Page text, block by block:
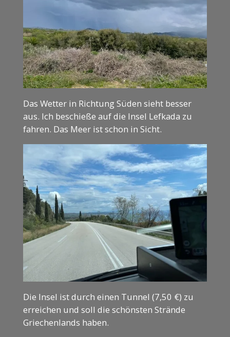
Das Wetter in Richtung Süden sieht besser
aus. Ich beschieße auf die Insel Lefkada zu
fahren. Das Meer ist schon in Sicht.
Die Insel ist durch einen Tunnel (7,50 €) zu
erreichen und soll die schönsten Strände
Griechenlands haben.